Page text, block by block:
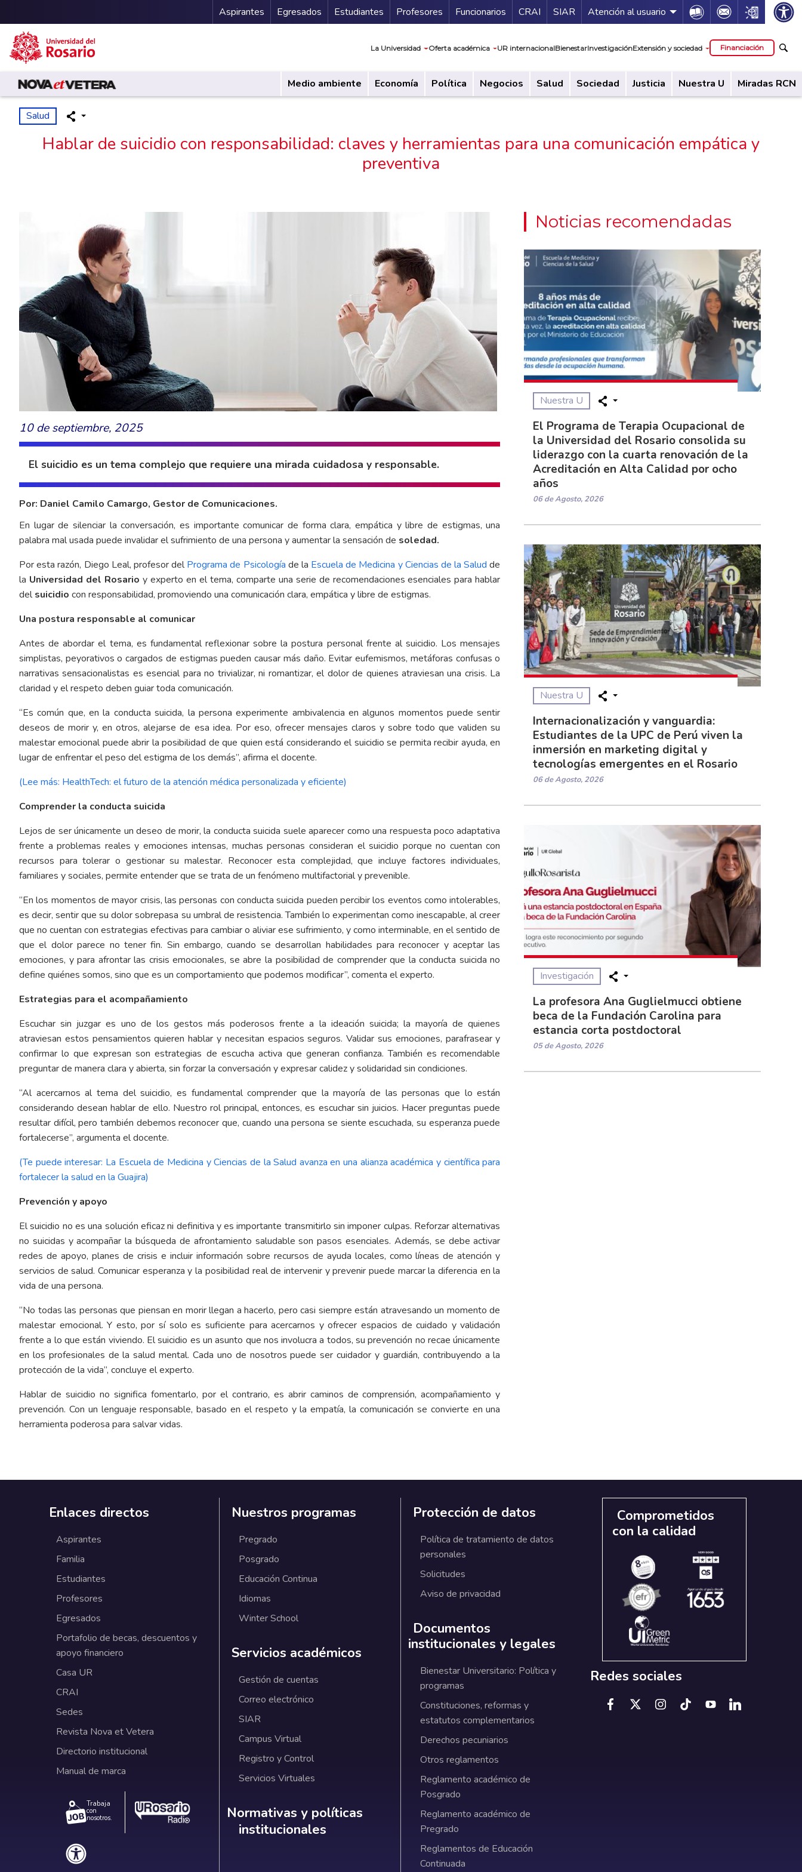
Pasar al contenido principal
Menu Secundario
Aspirantes Egresados Estudiantes Profesores Funcionarios Guía de servicios
CRAI SIAR Atención al usuario Icon Icon Icon
La Universidad Oferta académica UR internacionalBienestarInvestigaciónExtensión y sociedad Financiación
Medio ambiente Economía Política Negocios Salud Sociedad Justicia Nuestra U Miradas RCN
Salud
Hablar de suicidio con responsabilidad: claves y herramientas para una comunicación empática y
preventiva
10 de septiembre, 2025
El suicidio es un tema complejo que requiere una mirada cuidadosa y responsable.
Por: Daniel Camilo Camargo, Gestor de Comunicaciones.
En lugar de silenciar la conversación, es importante comunicar de forma clara, empática y libre de estigmas, una
palabra mal usada puede invalidar el sufrimiento de una persona y aumentar la sensación de soledad.
Por esta razón, Diego Leal, profesor delPrograma de Psicología de la Escuela de Medicina y Ciencias de la Salud de
la Universidad del Rosario y experto en el tema, comparte una serie de recomendaciones esenciales para hablar
delsuicidio con responsabilidad, promoviendo una comunicación clara, empática y libre de estigmas.
Una postura responsable al comunicar
Antes de abordar el tema, es fundamental reflexionar sobre la postura personal frente al suicidio. Los mensajes
simplistas, peyorativos o cargados de estigmas pueden causar más daño. Evitar eufemismos, metáforas confusas o
narrativas sensacionalistas es esencial para no trivializar, ni romantizar, el dolor de quienes atraviesan una crisis. La
claridad y el respeto deben guiar toda comunicación.
“Es común que, en la conducta suicida, la persona experimente ambivalencia en algunos momentos puede sentir
deseos de morir y, en otros, alejarse de esa idea. Por eso, ofrecer mensajes claros y sobre todo que validen su
malestar emocional puede abrir la posibilidad de que quien está considerando el suicidio se permita recibir ayuda, en
lugar de enfrentar el peso del estigma de los demás”, afirma el docente.
(Lee más: HealthTech: el futuro de la atención médica personalizada y eficiente)
Comprender la conducta suicida
Lejos de ser únicamente un deseo de morir, la conducta suicida suele aparecer como una respuesta poco adaptativa
frente a problemas reales y emociones intensas, muchas personas consideran el suicidio porque no cuentan con
recursos para tolerar o gestionar su malestar. Reconocer esta complejidad, que incluye factores individuales,
familiares y sociales, permite entender que se trata de un fenómeno multifactorial y prevenible.
“En los momentos de mayor crisis, las personas con conducta suicida pueden percibir los eventos como intolerables,
es decir, sentir que su dolor sobrepasa su umbral de resistencia. También lo experimentan como inescapable, al creer
que no cuentan con estrategias efectivas para cambiar o aliviar ese sufrimiento, y como interminable, en el sentido de
que el dolor parece no tener fin. Sin embargo, cuando se desarrollan habilidades para reconocer y aceptar las
emociones, y para afrontar las crisis emocionales, se abre la posibilidad de comprender que la conducta suicida no
define quiénes somos, sino que es un comportamiento que podemos modificar”, comenta el experto.
Estrategias para el acompañamiento
Escuchar sin juzgar es uno de los gestos más poderosos frente a la ideación suicida; la mayoría de quienes
atraviesan estos pensamientos quieren hablar y necesitan espacios seguros. Validar sus emociones, parafrasear y
confirmar lo que expresan son estrategias de escucha activa que generan confianza. También es recomendable
preguntar de manera clara y abierta, sin forzar la conversación y expresar calidez y solidaridad sin condiciones.
“Al acercarnos al tema del suicidio, es fundamental comprender que la mayoría de las personas que lo están
considerando desean hablar de ello. Nuestro rol principal, entonces, es escuchar sin juicios. Hacer preguntas puede
resultar difícil, pero también debemos reconocer que, cuando una persona se siente escuchada, su esperanza puede
fortalecerse”, argumenta el docente.
(Te puede interesar: La Escuela de Medicina y Ciencias de la Salud avanza en una alianza académica y científica para
fortalecer la salud en la Guajira)
Prevención y apoyo
El suicidio no es una solución eficaz ni definitiva y es importante transmitirlo sin imponer culpas. Reforzar alternativas
no suicidas y acompañar la búsqueda de afrontamiento saludable son pasos esenciales. Además, se debe activar
redes de apoyo, planes de crisis e incluir información sobre recursos de ayuda locales, como líneas de atención y
servicios de salud. Comunicar esperanza y la posibilidad real de intervenir y prevenir puede marcar la diferencia en la
vida de una persona.
“No todas las personas que piensan en morir llegan a hacerlo, pero casi siempre están atravesando un momento de
malestar emocional. Y esto, por sí solo es suficiente para acercarnos y ofrecer espacios de cuidado y validación
frente a lo que están viviendo. El suicidio es un asunto que nos involucra a todos, su prevención no recae únicamente
en los profesionales de la salud mental. Cada uno de nosotros puede ser cuidador y guardián, contribuyendo a la
protección de la vida”, concluye el experto.
Hablar de suicidio no significa fomentarlo, por el contrario, es abrir caminos de comprensión, acompañamiento y
prevención. Con un lenguaje responsable, basado en el respeto y la empatía, la comunicación se convierte en una
herramienta poderosa para salvar vidas.
Noticias recomendadas
Nuestra U
El Programa de Terapia Ocupacional de
la Universidad del Rosario consolida su
liderazgo con la cuarta renovación de la
Acreditación en Alta Calidad por ocho
años
06 de Agosto, 2026
Nuestra U
Internacionalización y vanguardia:
Estudiantes de la UPC de Perú viven la
inmersión en marketing digital y
tecnologías emergentes en el Rosario
06 de Agosto, 2026
Investigación
La profesora Ana Guglielmucci obtiene
beca de la Fundación Carolina para
estancia corta postdoctoral
05 de Agosto, 2026
Enlaces directos
Aspirantes
Familia
Estudiantes
Profesores
Egresados
Portafolio de becas, descuentos y
apoyo financiero
Casa UR
CRAI
Sedes
Revista Nova et Vetera
Directorio institucional
Manual de marca
Trabaja
con
nosotros.
Nuestros programas
Pregrado
Posgrado
Educación Continua
Idiomas
Winter School
Servicios académicos
Gestión de cuentas
Correo electrónico
SIAR
Campus Virtual
Registro y Control
Servicios Virtuales
Normativas y políticas institucionales
Normativas y políticas
institucionales
Protección de datos
Política de tratamiento de datos
personales
Solicitudes
Aviso de privacidad
Documentos
institucionales y legales
Bienestar Universitario: Política y
programas
Constituciones, reformas y
estatutos complementarios
Derechos pecuniarios
Otros reglamentos
Reglamento académico de
Posgrado
Reglamento académico de
Pregrado
Reglamentos de Educación
Continuada
Comprometidos
con la calidad
Redes sociales